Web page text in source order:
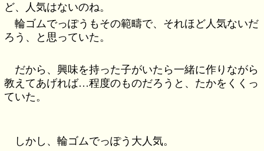
ど、人気はないのね。
輪ゴムでっぽうもその範疇で、それほど人気ないだ
ろう、と思っていた。
だから、興味を持った子がいたら一緒に作りながら
教えてあげれば…程度のものだろうと、たかをくくっ
ていた。
しかし、輪ゴムでっぽう大人気。